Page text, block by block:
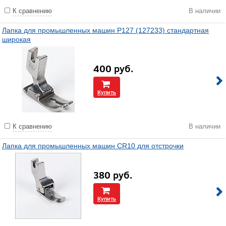
К сравнению В наличии
Лапка для промышленных машин P127 (127233) стандартная
широкая
400 руб.
Купить
К сравнению В наличии
Лапка для промышленных машин CR10 для отстрочки
380 руб.
Купить